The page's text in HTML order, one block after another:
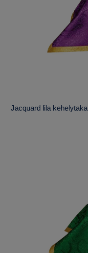
Jacquard lila